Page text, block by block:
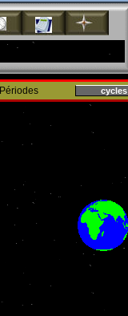
Périodes cycles